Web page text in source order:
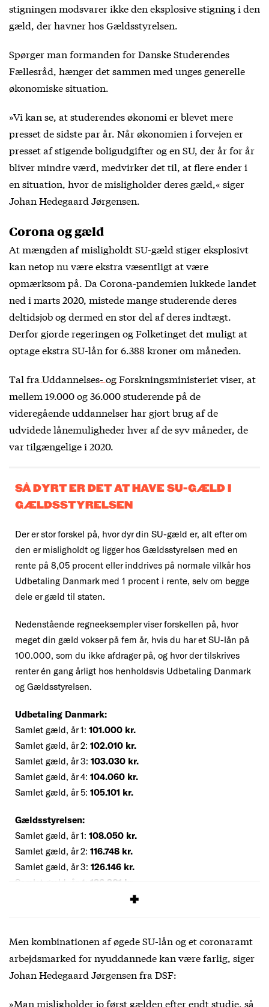
stigningen modsvarer ikke den eksplosive stigning i den
gæld, der havner hos Gældsstyrelsen.
Spørger man formanden for Danske Studerendes
Fællesråd, hænger det sammen med unges generelle
økonomiske situation.
»Vi kan se, at studerendes økonomi er blevet mere
presset de sidste par år. Når økonomien i forvejen er
presset af stigende boligudgifter og en SU, der år for år
bliver mindre værd, medvirker det til, at flere ender i
en situation, hvor de misligholder deres gæld,« siger
Johan Hedegaard Jørgensen.
Corona og gæld
At mængden af misligholdt SU-gæld stiger eksplosivt
kan netop nu være ekstra væsentligt at være
opmærksom på. Da Corona-pandemien lukkede landet
ned i marts 2020, mistede mange studerende deres
deltidsjob og dermed en stor del af deres indtægt.
Derfor gjorde regeringen og Folketinget det muligt at
optage ekstra SU-lån for 6.388 kroner om måneden.
Tal fra Uddannelses- og Forskningsministerietviser, at
mellem 19.000 og 36.000 studerende på de
videregående uddannelser har gjort brug af de
udvidede lånemuligheder hver af de syv måneder, de
var tilgængelige i 2020.
SÅ DYRT ER DET AT HAVE SU-GÆLD I
GÆLDSSTYRELSEN
Der er stor forskel på, hvor dyr din SU-gæld er, alt efter om
den er misligholdt og ligger hos Gældsstyrelsen med en
rente på 8,05 procent eller inddrives på normale vilkår hos
Udbetaling Danmark med 1 procent i rente, selv om begge
dele er gæld til staten.
Nedenstående regneeksempler viser forskellen på, hvor
meget din gæld vokser på fem år, hvis du har et SU-lån på
100.000, som du ikke afdrager på, og hvor der tilskrives
renter én gang årligt hos henholdsvis Udbetaling Danmark
og Gældsstyrelsen.
Udbetaling Danmark:
Samlet gæld, år 1: 101.000 kr.
Samlet gæld, år 2: 102.010 kr.
Samlet gæld, år 3: 103.030 kr.
Samlet gæld, år 4: 104.060 kr.
Samlet gæld, år 5: 105.101 kr.
Gældsstyrelsen:
Samlet gæld, år 1: 108.050 kr.
Samlet gæld, år 2: 116.748 kr.
Samlet gæld, år 3: 126.146 kr.
Samlet gæld, år 4:
136.301 kr.
147.273 kr.
Men kombinationen af øgede SU-lån og et coronaramt
arbejdsmarked for nyuddannede kan være farlig, siger
Johan Hedegaard Jørgensen fra DSF:
»Man misligholder jo først gælden efter endt studie, så